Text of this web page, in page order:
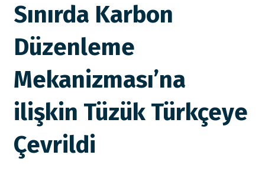
Sınırda Karbon
Düzenleme
Mekanizması’na
ilişkin Tüzük Türkçeye
Çevrildi